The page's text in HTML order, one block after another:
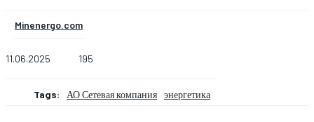
Minenergo.com
11.06.2025 195
Tags: АО Сетевая компания энергетика